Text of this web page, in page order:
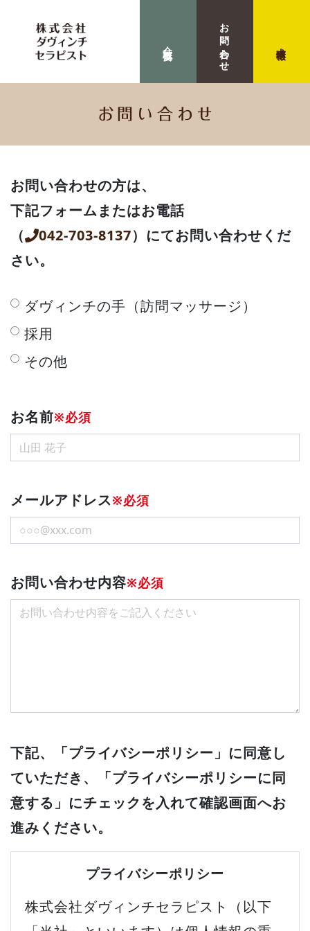
お問い合わせ
お問い合わせ
お問い合わせの方は、
下記フォームまたはお電話
（
042-703-8137） にてお問い合わせくだ
さい。
ダヴィンチの手（訪問マッサージ）
採用
その他
お名前※必須
メールアドレス※必須
お問い合わせ内容※必須
下記、「プライバシーポリシー」に同意し
ていただき、「プライバシーポリシーに同
意する」にチェックを入れて確認画面へお
進みください。
プライバシーポリシー
株式会社ダヴィンチセラピスト（以下